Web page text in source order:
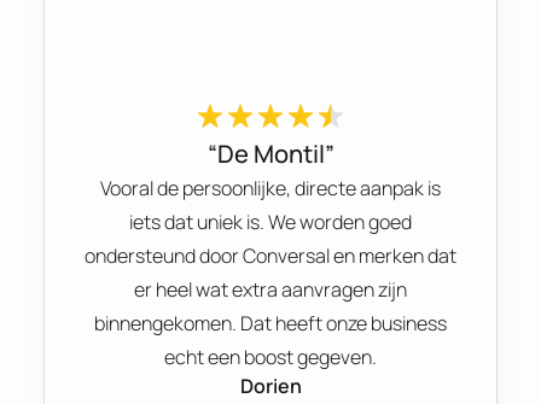
“De Montil”
Vooral de persoonlijke, directe aanpak is
iets dat uniek is. We worden goed
ondersteund door Conversal en merken dat
er heel wat extra aanvragen zijn
binnengekomen. Dat heeft onze business
echt een boost gegeven.
Dorien